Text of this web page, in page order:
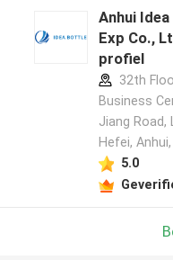
Anhui
Exp Co.,
profiel
32th
Business
Jiang Road,
Hefei,
5.0